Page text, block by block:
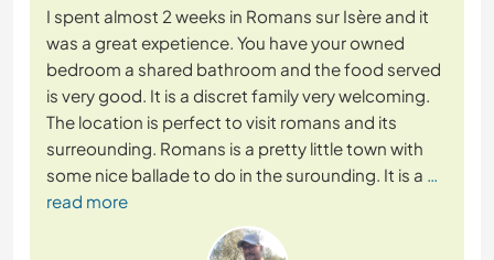
I spent almost 2 weeks in Romans sur Isère and it
was a great expetience. You have your owned
bedroom a shared bathroom and the food served
is very good. It is a discret family very welcoming.
The location is perfect to visit romans and its
surreounding. Romans is a pretty little town with
some nice ballade to do in the surounding. It is a …
read more